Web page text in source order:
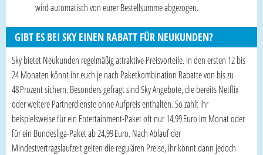
wird automatisch von eurer Bestellsumme abgezogen.
GIBT ES BEI SKY EINEN RABATT FÜR NEUKUNDEN?
Sky bietet Neukunden regelmäßig attraktive Preisvorteile. In den ersten 12 bis
24 Monaten könnt ihr euch je nach Paketkombination Rabatte von bis zu
48 Prozent sichern. Besonders gefragt sind Sky Angebote, die bereits Netflix
oder weitere Partnerdienste ohne Aufpreis enthalten. So zahlt ihr
beispielsweise für ein Entertainment-Paket oft nur 14,99 Euro im Monat oder
für ein Bundesliga-Paket ab 24,99 Euro. Nach Ablauf der
Mindestvertragslaufzeit gelten die regulären Preise, ihr könnt dann jedoch